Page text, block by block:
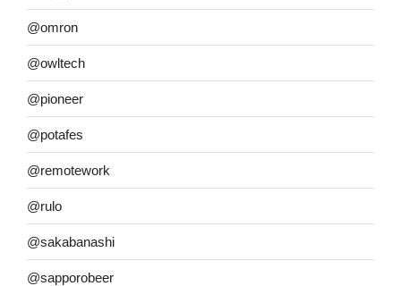
@omron
@owltech
@pioneer
@potafes
@remotework
@rulo
@sakabanashi
@sapporobeer